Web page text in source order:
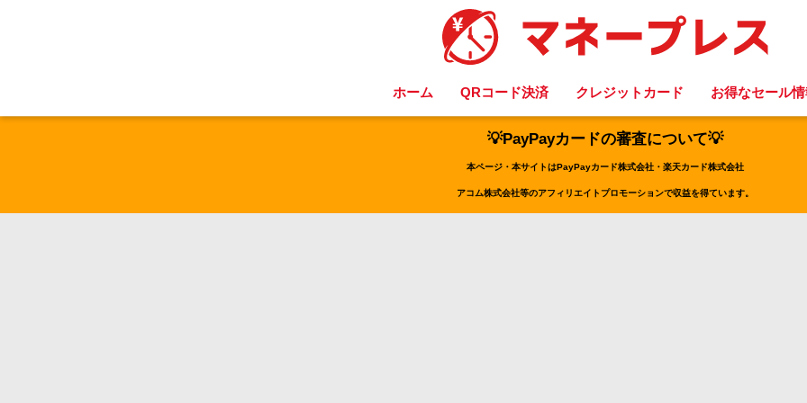
ホーム QRコード決済 クレジットカード お得なセール
💡PayPayカードの審査について💡
本ページ・本サイトはPayPayカード株式会社・楽天カード株式会社
アコム株式会社等のアフィリエイトプロモーションで収益を得ています。